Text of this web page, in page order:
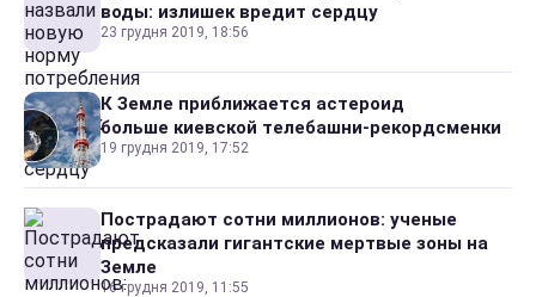
воды: излишек вредит сердцу
23 грудня 2019, 18:56
К Земле приближается астероид
больше киевской телебашни-рекордсменки
19 грудня 2019, 17:52
Пострадают сотни миллионов: ученые
предсказали гигантские мертвые зоны на
Земле
16 грудня 2019, 11:55